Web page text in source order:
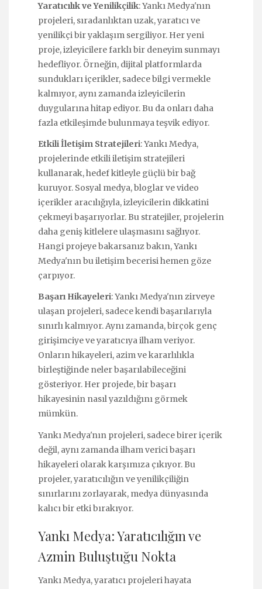
Yaratıcılık ve Yenilikçilik: Yankı Medya'nın
projeleri, sıradanlıktan uzak, yaratıcı ve
yenilikçi bir yaklaşım sergiliyor. Her yeni
proje, izleyicilere farklı bir deneyim sunmayı
hedefliyor. Örneğin, dijital platformlarda
sundukları içerikler, sadece bilgi vermekle
kalmıyor, aynı zamanda izleyicilerin
duygularına hitap ediyor. Bu da onları daha
fazla etkileşimde bulunmaya teşvik ediyor.
Etkili İletişim Stratejileri: Yankı Medya,
projelerinde etkili iletişim stratejileri
kullanarak, hedef kitleyle güçlü bir bağ
kuruyor. Sosyal medya, bloglar ve video
içerikler aracılığıyla, izleyicilerin dikkatini
çekmeyi başarıyorlar. Bu stratejiler, projelerin
daha geniş kitlelere ulaşmasını sağlıyor.
Hangi projeye bakarsanız bakın, Yankı
Medya'nın bu iletişim becerisi hemen göze
çarpıyor.
Başarı Hikayeleri: Yankı Medya'nın zirveye
ulaşan projeleri, sadece kendi başarılarıyla
sınırlı kalmıyor. Aynı zamanda, birçok genç
girişimciye ve yaratıcıya ilham veriyor.
Onların hikayeleri, azim ve kararlılıkla
birleştiğinde neler başarılabileceğini
gösteriyor. Her projede, bir başarı
hikayesinin nasıl yazıldığını görmek
mümkün.
Yankı Medya'nın projeleri, sadece birer içerik
değil, aynı zamanda ilham verici başarı
hikayeleri olarak karşımıza çıkıyor. Bu
projeler, yaratıcılığın ve yenilikçiliğin
sınırlarını zorlayarak, medya dünyasında
kalıcı bir etki bırakıyor.
Yankı Medya: Yaratıcılığın ve
Azmin Buluştuğu Nokta
Yankı Medya, yaratıcı projeleri hayata